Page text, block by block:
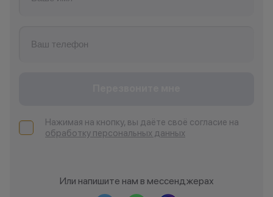
•Организатор (продавец) имеет
обоснованные причины).
•Организатор (продавец) на свое
одностороннем порядке.
Нажимая на кнопку, вы даёте своё согласие на
обработку персональных данных
Или напишите нам в мессенджерах